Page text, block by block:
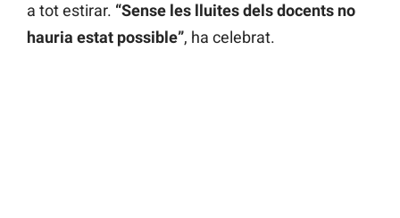
a tot estirar. “Sense les lluites dels docents no
hauria estat possible”, ha celebrat.